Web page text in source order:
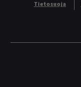
Tietosuoja